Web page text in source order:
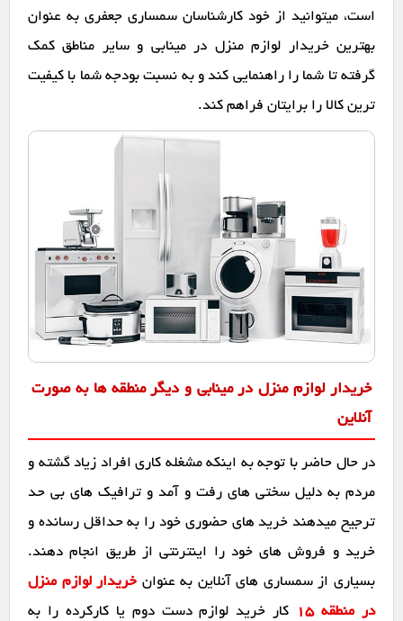
است، میتوانید از خود کارشناسان سمساری جعفری به عنوان
بهترین خریدار لوازم منزل در مینابی و سایر مناطق کمک
گرفته تا شما را راهنمایی کند و به نسبت بودجه شما با کیفیت
ترین کالا را برایتان فراهم کند.
خریدار لوازم منزل در مینابی و دیگر منطقه ها به صورت
آنلاین
در حال حاضر با توجه به اینکه مشغله کاری افراد زیاد گشته و
مردم به دلیل سختی های رفت و آمد و ترافیک های بی حد
ترجیح میدهند خرید های حضوری خود را به حداقل رسانده و
خرید و فروش های خود را اینترنتی از طریق انجام دهند.
بسیاری از سمساری های آنلاین به عنوان خریدار لوازم منزل
در منطقه 15
کار خرید لوازم دست دوم یا کارکرده را به